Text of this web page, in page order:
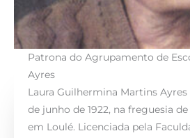
Patrona do Agrupamento de
Ayres
Laura Guilhermina Martins Ayres
de junho de 1922, na freguesia
em Loulé. Licenciada pela